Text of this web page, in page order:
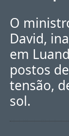
O
David,
em
postos
tensão,
sol.